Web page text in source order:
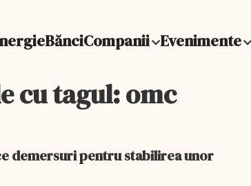
BănciCompanii Evenimente
cu tagul: omc
demersuri pentru stabilirea unor